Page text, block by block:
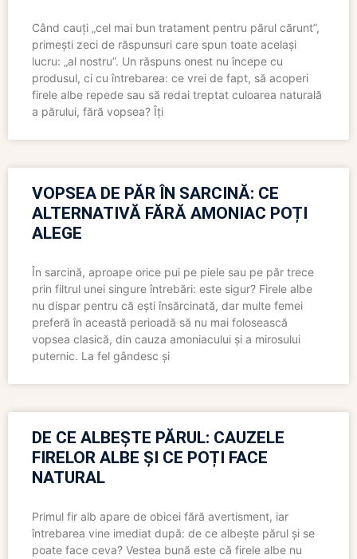
Când cauți „cel mai bun tratament pentru părul cărunt”,
primești zeci de răspunsuri care spun toate același
lucru: „al nostru”. Un răspuns onest nu începe cu
produsul, ci cu întrebarea: ce vrei de fapt, să acoperi
firele albe repede sau să redai treptat culoarea naturală
a părului, fără vopsea? Îți
VOPSEA DE PĂR ÎN SARCINĂ: CE
ALTERNATIVĂ FĂRĂ AMONIAC POȚI
ALEGE
În sarcină, aproape orice pui pe piele sau pe păr trece
prin filtrul unei singure întrebări: este sigur? Firele albe
nu dispar pentru că ești însărcinată, dar multe femei
preferă în această perioadă să nu mai folosească
vopsea clasică, din cauza amoniacului și a mirosului
puternic. La fel gândesc și
DE CE ALBEȘTE PĂRUL: CAUZELE
FIRELOR ALBE ȘI CE POȚI FACE
NATURAL
Primul fir alb apare de obicei fără avertisment, iar
întrebarea vine imediat după: de ce albește părul și se
poate face ceva? Vestea bună este că firele albe nu